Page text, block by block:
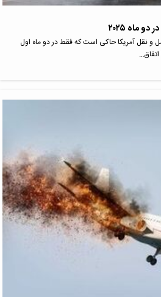
و نقل آمریکا حاکی است که فقط در دو ماه اول